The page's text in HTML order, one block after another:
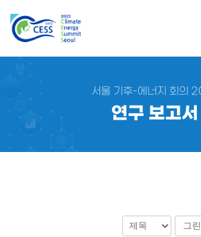
서울 기후-에너지 회의
연구 보고서